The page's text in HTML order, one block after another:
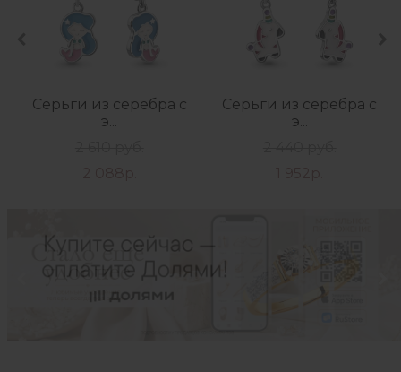
Серьги из серебра с
э...
Серьги из серебра с
э...